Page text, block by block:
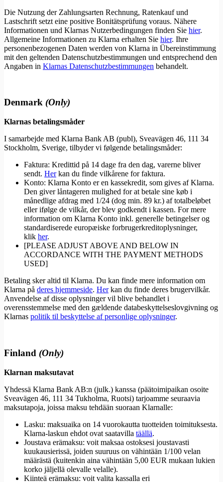
Die Nutzung der Zahlungsarten Rechnung, Ratenkauf und
Lastschrift setzt eine positive Bonitätsprüfung voraus. Nähere
Informationen und Klarnas Nutzerbedingungen finden Sie hier.
Allgemeine Informationen zu Klarna erhalten Sie hier. Ihre
personenbezogenen Daten werden von Klarna in Übereinstimmung
mit den geltenden Datenschutzbestimmungen und entsprechend den
Angaben in Klarnas Datenschutzbestimmungen behandelt.
Denmark (Only)
Klarnas betalingsmåder
I samarbejde med Klarna Bank AB (publ), Sveavägen 46, 111 34
Stockholm, Sverige, tilbyder vi følgende betalingsmåder:
Faktura: Kredittid på 14 dage fra den dag, varerne bliver
sendt. Herkan du finde vilkårene for faktura.
Konto: Klarna Konto er en kassekredit, som gives af Klarna.
Den giver låntageren mulighed for at betale sine køb i
månedlige afdrag med 1/24 (dog min. 89 kr.) af totalbeløbet
eller ifølge de vilkår, der blev godkendt i kassen. For mere
information om Klarna Konto inkl. generelle betingelser og
standardiserede europæiske forbrugerkreditoplysninger,
klik her.
[PLEASE ADJUST ABOVE AND BELOW IN
ACCORDANCE WITH THE PAYMENT METHODS
USED]
Betaling sker altid til Klarna. Du kan finde mere information om
Klarna på deres hjemmeside. Herkan du finde deres brugervilkår.
Anvendelse af disse oplysninger vil blive behandlet i
overensstemmelse med den gældende databeskyttelseslovgivning og
Klarnas politik til beskyttelse af personlige oplysninger.
Finland (Only)
Klarnan maksutavat
Yhdessä Klarna Bank AB:n (julk.) kanssa (päätoimipaikan osoite
Sveavägen 46, 111 34 Tukholma, Ruotsi) tarjoamme seuraavia
maksutapoja, joissa maksu tehdään suoraan Klarnalle:
Lasku: maksuaika on 14 vuorokautta tuotteiden toimituksesta.
Klarna-laskun ehdot ovat saatavilla täällä.
Joustava erämaksu: voit maksaa ostoksesi joustavasti
kuukausierissä, joiden suuruus on vähintään 1/100 velan
määrästä (kuitenkin aina vähintään 5,00 EUR mukaan lukien
korko jäljellä olevalle velalle).
Kiinteä erämaksu: voit valita kassalla eri